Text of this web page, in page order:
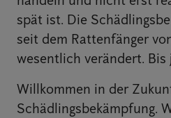
spät ist. Die
seit dem Rattenfänger
wesentlich verändert. Bis
Willkommen in der
Schädlingsbekämpfung.